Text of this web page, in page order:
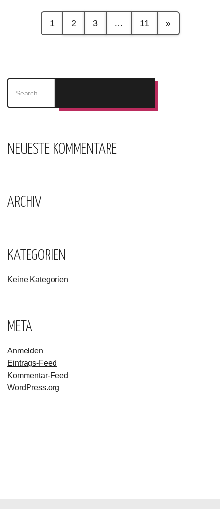
1 2 3 … 11 »
NEUESTE KOMMENTARE
ARCHIV
KATEGORIEN
Keine Kategorien
META
Anmelden
Eintrags-Feed
Kommentar-Feed
WordPress.org